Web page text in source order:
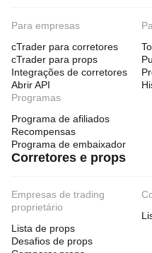
Para empresas
cTrader para corretores
cTrader para props
Integrações de corretores
Abrir API
Programas
Programa de afiliados
Recompensas
Programa de embaixador
Corretores e props
Empresas de trading
proprietário
Lista de props
Desafios de props